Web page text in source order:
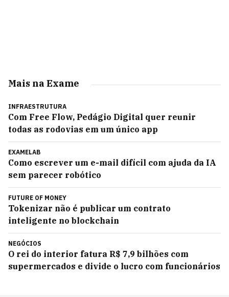
Mais na Exame
INFRAESTRUTURA
Com Free Flow, Pedágio Digital quer reunir
todas as rodovias em um único app
EXAMELAB
Como escrever um e-mail difícil com ajuda da IA
sem parecer robótico
FUTURE OF MONEY
Tokenizar não é publicar um contrato
inteligente no blockchain
NEGÓCIOS
O rei do interior fatura R$ 7,9 bilhões com
supermercados e divide o lucro com funcionários